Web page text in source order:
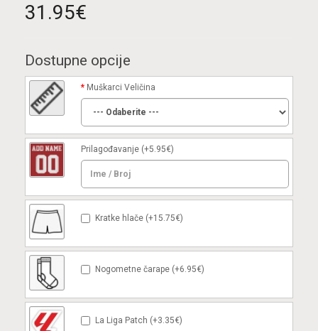
31.95€
Dostupne opcije
Muškarci Veličina
Prilagođavanje (+5.95€)
Kratke hlače (+15.75€)
Nogometne čarape (+6.95€)
La Liga Patch (+3.35€)